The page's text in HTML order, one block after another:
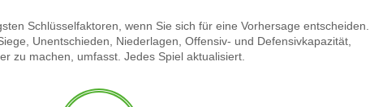
Schlüsselfaktoren, wenn Sie sich für eine Vorhersage entscheiden.
Unentschieden, Niederlagen, Offensiv- und Defensivkapazität,
zu machen, umfasst. Jedes Spiel aktualisiert.